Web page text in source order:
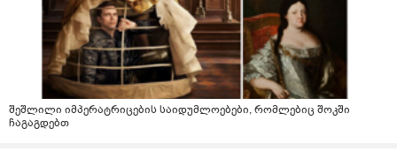
შეშლილი იმპერატრიცების საიდუმლოებები, რომლებიც შოკში
ჩაგაგდებთ